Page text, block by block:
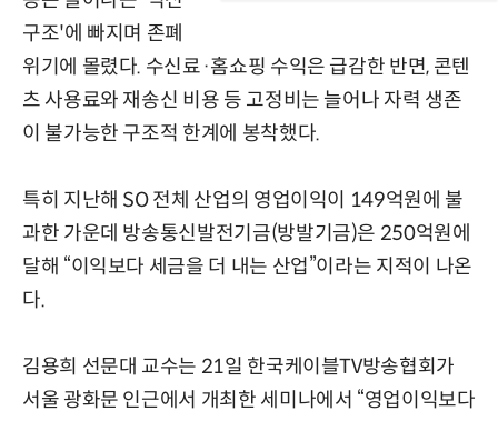
구조'에 빠지며 존폐
위기에 몰렸다. 수신료·홈쇼핑 수익은 급감한 반면, 콘텐
츠 사용료와 재송신 비용 등 고정비는 늘어나 자력 생존
이 불가능한 구조적 한계에 봉착했다.
특히 지난해 SO 전체 산업의 영업이익이 149억원에 불
과한 가운데 방송통신발전기금(방발기금)은 250억원에
달해 “이익보다 세금을 더 내는 산업”이라는 지적이 나온
다.
김용희 선문대 교수는 21일 한국케이블TV방송협회가
서울 광화문 인근에서 개최한 세미나에서 “영업이익보다